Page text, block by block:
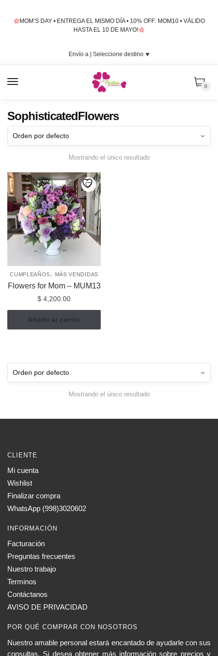
MOM’S DAY • ENTREGA EL MISMO DÍA • 10% OFF: MOM10 • VÁLIDO
HASTA EL 10 DE MAYO!
Envío a | Seleccione destino⯆
0
SophisticatedFlowers
Mostrando el único resultado
CUMPLEAÑOS, MÁS VENDIDAS
Flowers for Mom – MUM13
$ 4,200.00
Añadir al carrito
Mostrando el único resultado
CLIENTE
Mi cuenta
Wishlist
Finalizar compra
WhatsApp (998)3020602
INFORMACIÓN
Facturación
Preguntas frecuentes
Nuestro trabajo
Terminos
Contáctanos
AVISO DE PRIVACIDAD
POR QUÉ COMPRAR CON NOSOTROS
Nuestro amable personal estará encantado de ayudarle con sus
consultas. Si desea obtener más información sobre precios y